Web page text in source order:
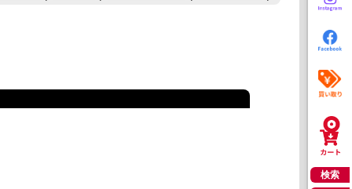
検索